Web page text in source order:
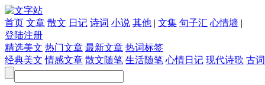
首页 文章 散文 日记 诗词 小说 其他 | 文集 句子汇 心情墙 |
登陆注册
精选美文 热门文章 最新文章 热词标签
经典美文 情感文章 散文随笔 生活随笔 心情日记 现代诗歌 古